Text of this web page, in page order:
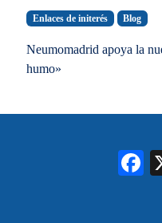
Enlaces de initerés Blog
Neumomadrid apoya la
humo»